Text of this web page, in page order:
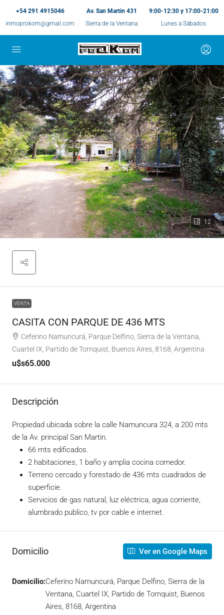
+54 291 4915046
inmoprokom@gmail.com
Av. San Martin 431
Sierra de la Ventana
9:00-12:30 y 17:00-21:00
Lunes a Sábados
12
VENTA
CASITA CON PARQUE DE 436 MTS
Ceferino Namuncurá, Parque Delfino, Sierra de la Ventana,
Cuartel IX, Partido de Tornquist, Buenos Aires, 8168, Argentina
u$s65.000
Descripción
Propiedad ubicada sobre la calle Namuncura 324, a 200 mts
de la Av. principal San Martin.
66 mts edificados.
2 habitaciones, 1 baño y amplia cocina comedor.
Terreno cercado y forestado de 436 mts cuadrados de
superficie.
Servicios de gas natural, luz eléctrica, agua corriente,
alumbrado publico, tv por cable e internet.
Domicilio Ver en Google Maps
Domicilio:Ceferino Namuncurá, Parque Delfino, Sierra de la
Ventana, Cuartel IX, Partido de Tornquist, Buenos
Aires, 8168, Argentina